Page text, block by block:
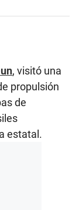
, visitó una
propulsión
de
estatal.